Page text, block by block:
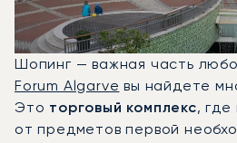
Шопинг — важная часть
Forum Algarve вы найдете
Это торговый комплекс, где
от предметов первой